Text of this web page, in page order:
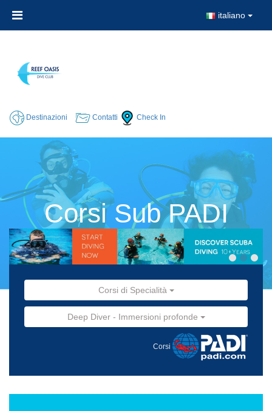
italiano
Destinazioni Contatti Check In
Corsi Sub PADI
Corsi di Specialità
Deep Diver - Immersioni profonde
Corsi